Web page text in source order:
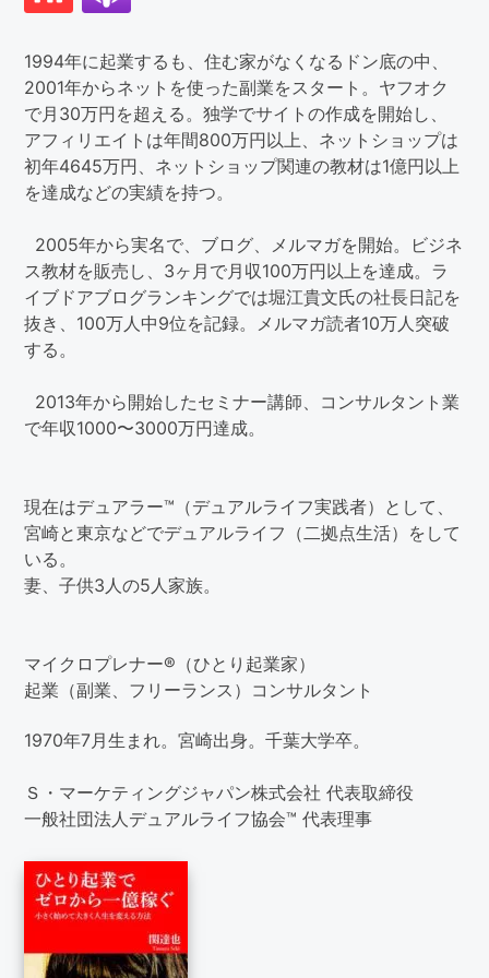
1994年に起業するも、住む家がなくなるドン底の中、
2001年からネットを使った副業をスタート。ヤフオク
で月30万円を超える。独学でサイトの作成を開始し、
アフィリエイトは年間800万円以上、ネットショップは
初年4645万円、ネットショップ関連の教材は1億円以上
を達成などの実績を持つ。
2005年から実名で、ブログ、メルマガを開始。ビジネ
ス教材を販売し、3ヶ月で月収100万円以上を達成。ラ
イブドアブログランキングでは堀江貴文氏の社長日記を
抜き、100万人中9位を記録。メルマガ読者10万人突破
する。
2013年から開始したセミナー講師、コンサルタント業
で年収1000〜3000万円達成。
現在はデュアラー™（デュアルライフ実践者）として、
宮崎と東京などでデュアルライフ（二拠点生活）をして
いる。
妻、子供3人の5人家族。
マイクロプレナー®（ひとり起業家）
起業（副業、フリーランス）コンサルタント
1970年7月生まれ。宮崎出身。千葉大学卒。
Ｓ・マーケティングジャパン株式会社 代表取締役
一般社団法人デュアルライフ協会™ 代表理事